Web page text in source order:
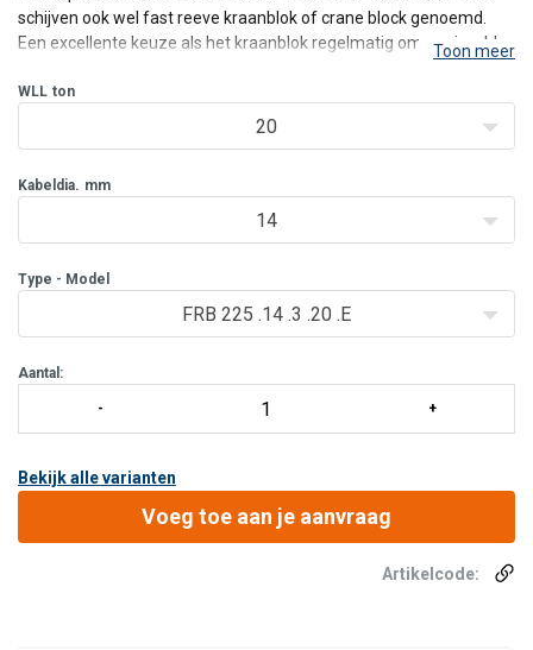
schijven ook wel fast reeve kraanblok of crane block genoemd.
Een excellente keuze als het kraanblok regelmatig omgewisseld
soorten "land" kranen zoals telescoopkranen, mobiele krane
Toon meer
WLL ton
20
Kabeldia. mm
14
Type - Model
FRB 225 .14 .3 .20 .E
Aantal:
Bekijk alle varianten
Voeg toe aan je aanvraag
Artikelcode: